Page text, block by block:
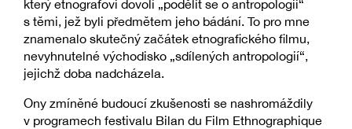
který etnografovi dovolí „podělit se o antropologii“
s těmi, jež byli předmětem jeho bádání. To pro mne
znamenalo skutečný začátek etnografického filmu,
nevyhnutelné východisko „sdílených antropologií“,
jejichž doba nadcházela.
Ony zmíněné budoucí zkušenosti se nashromáždily
v programech festivalu Bilan du Film Ethnographique